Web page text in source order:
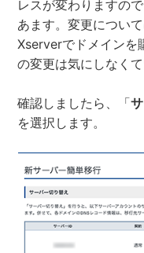
レスが変わりますの
あます。変更について
Xserverでドメインを
の変更は気にしなくて
確認しましたら、「
を選択します。